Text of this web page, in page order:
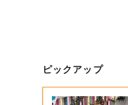
ピックアップ